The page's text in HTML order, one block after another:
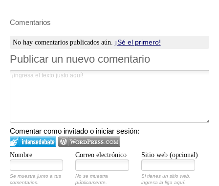
errores durante la elaboración de esta página web.
Comentarios
No hay comentarios publicados aún. ¡Sé el primero!
Publicar un nuevo comentario
Comentar como invitado o iniciar sesión:
Nombre Correo electrónico Sitio web (opcional)
Se muestra junto a tus
comentarios.
No se muestra
públicamente.
Si tienes un sitio web,
ingresa la liga aquí.